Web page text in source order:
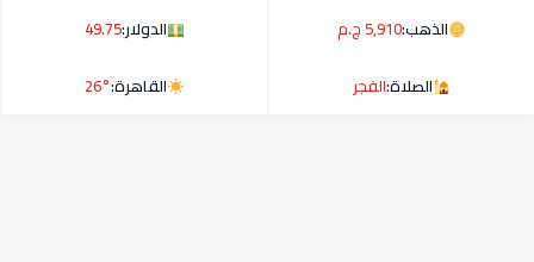
الذهب:5,910 ج.م الدولار:49.75
الصلاة:الفجر القاهرة:26°